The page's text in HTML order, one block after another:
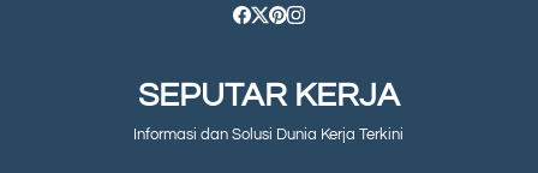
SEPUTAR KERJA
Informasi dan Solusi Dunia Kerja Terkini